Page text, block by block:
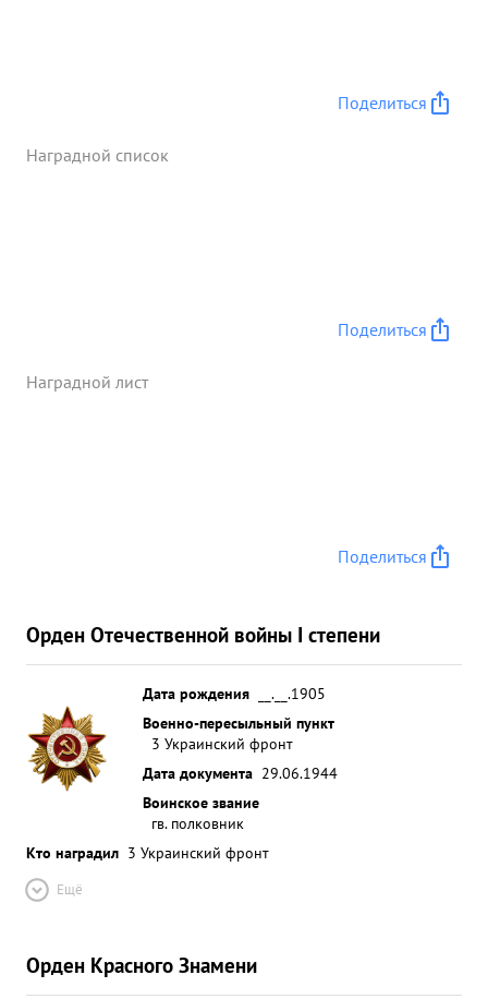
Поделиться
Наградной список
Поделиться
Наградной лист
Поделиться
Орден Отечественной войны I степени
Дата рождения
__.__.1905
Военно-пересыльный пункт
3 Украинский фронт
Дата документа 29.06.1944
Воинское звание
гв. полковник
Кто наградил 3 Украинский фронт
Ещё
Орден Красного Знамени